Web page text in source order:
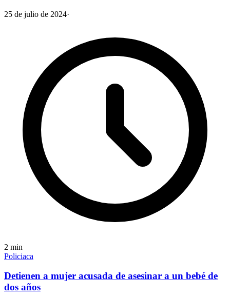
25 de julio de 2024·
2 min
Policiaca
Detienen a mujer acusada de asesinar a un bebé de
dos años